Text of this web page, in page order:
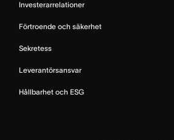
Investerarrelationer
Förtroende och säkerhet
Sekretess
Leverantörsansvar
Hållbarhet och ESG